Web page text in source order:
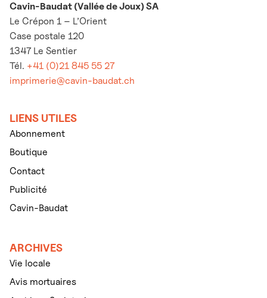
Cavin-Baudat (Vallée de Joux) SA
Le Crépon 1 – L’Orient
Case postale 120
1347 Le Sentier
Tél. +41 (0)21 845 55 27
imprimerie@cavin-baudat.ch
LIENS UTILES
Abonnement
Boutique
Contact
Publicité
Cavin-Baudat
ARCHIVES
Vie locale
Avis mortuaires